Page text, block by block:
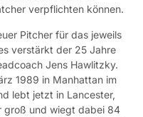
verpflichten können.
Pitcher für das jeweils
verstärkt der 25 Jahre
Jens Hawlitzky.
1989 in Manhattan im
lebt jetzt in Lancester,
groß und wiegt dabei 84